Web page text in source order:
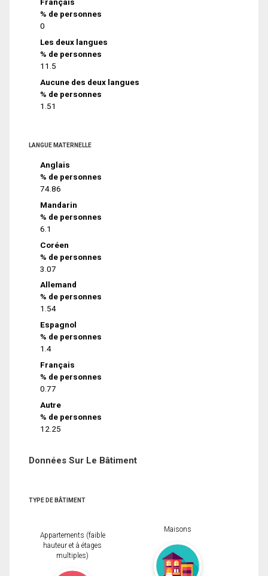
Français
% de personnes
0
Les deux langues
% de personnes
11.5
Aucune des deux langues
% de personnes
1.51
LANGUE MATERNELLE
Anglais
% de personnes
74.86
Mandarin
% de personnes
6.1
Coréen
% de personnes
3.07
Allemand
% de personnes
1.54
Espagnol
% de personnes
1.4
Français
% de personnes
0.77
Autre
% de personnes
12.25
Données Sur Le Bâtiment
TYPE DE BÂTIMENT
Appartements (faible
hauteur et à étages
multiples)
Maisons